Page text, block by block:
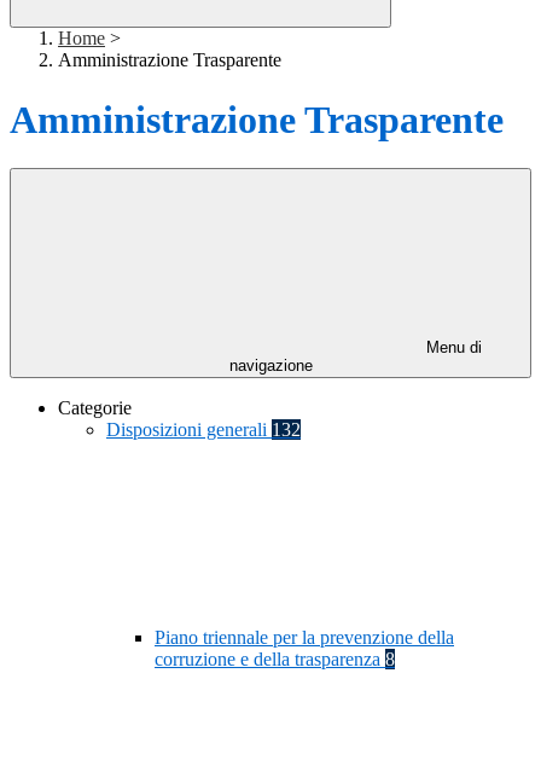
Home >
Amministrazione Trasparente
Amministrazione Trasparente
Menu di
navigazione
Categorie
Disposizioni generali 132
Piano triennale per la prevenzione della
corruzione e della trasparenza 8